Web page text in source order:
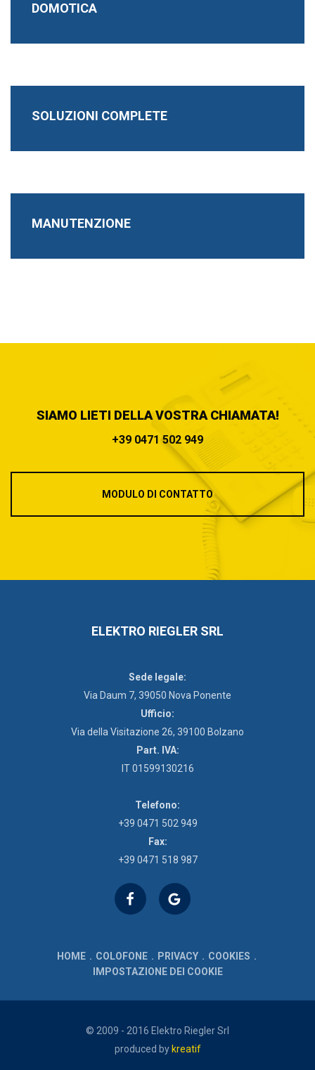
DOMOTICA
SOLUZIONI COMPLETE
MANUTENZIONE
SIAMO LIETI DELLA VOSTRA CHIAMATA!
+39 0471 502 949
MODULO DI CONTATTO
ELEKTRO RIEGLER SRL
Sede legale:
Via Daum 7, 39050 Nova Ponente
Ufficio:
Via della Visitazione 26, 39100 Bolzano
Part. IVA:
IT 01599130216
Telefono:
+39 0471 502 949
Fax:
+39 0471 518 987
HOME COLOFONE PRIVACY
COOKIES
IMPOSTAZIONE DEI COOKIE
© 2009 - 2016 Elektro Riegler Srl
produced by kreatif